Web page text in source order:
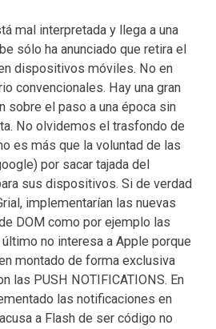
mal interpretada y llega a una
sólo ha anunciado que retira el
dispositivos móviles. No en
convencionales. Hay una gran
sobre el paso a una época sin
No olvidemos el trasfondo de
es más que la voluntad de las
por sacar tajada del
sus dispositivos. Si de verdad
implementarían las nuevas
DOM como por ejemplo las
no interesa a Apple porque
montado de forma exclusiva
las PUSH NOTIFICATIONS. En
las notificaciones en
a Flash de ser código no